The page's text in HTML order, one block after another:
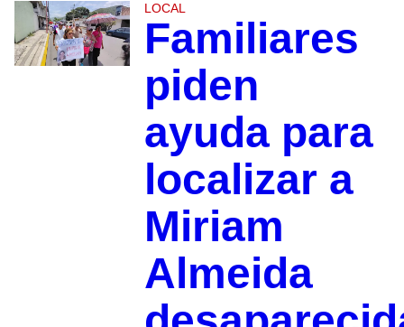
LOCAL
Familiares
piden
ayuda para
localizar a
Miriam
Almeida